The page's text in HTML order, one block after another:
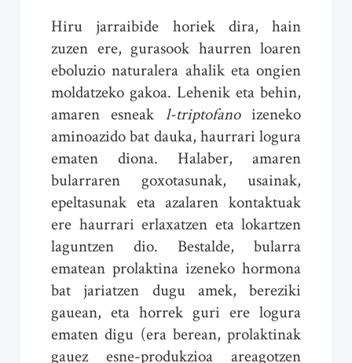
Hiru jarraibide horiek dira, hain
zuzen ere, gurasook haurren loaren
eboluzio naturalera ahalik eta ongien
moldatzeko gakoa. Lehenik eta behin,
amaren esneak l-triptofanoizeneko
aminoazido bat dauka, haurrari logura
ematen diona. Halaber, amaren
bularraren goxotasunak, usainak,
epeltasunak eta azalaren kontaktuak
ere haurrari erlaxatzen eta lokartzen
laguntzen dio. Bestalde, bularra
ematean prolaktina izeneko hormona
bat jariatzen dugu amek, bereziki
gauean, eta horrek guri ere logura
ematen digu (era berean, prolaktinak
gauez esne-produkzioa areagotzen